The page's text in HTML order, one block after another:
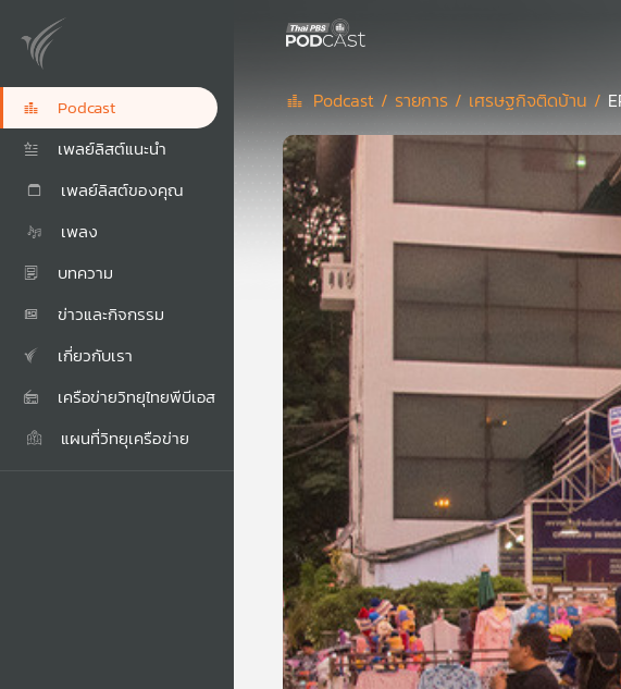
Podcast
เพลย์ลิสต์แนะนำ
เพลย์ลิสต์ของคุณ
เพลง
บทความ
ข่าวและกิจกรรม
เกี่ยวกับเรา
เครือข่ายวิทยุไทยพีบีเอส
แผนที่วิทยุเครือข่าย
Podcast / รายการ / เศรษฐกิจติดบ้าน /